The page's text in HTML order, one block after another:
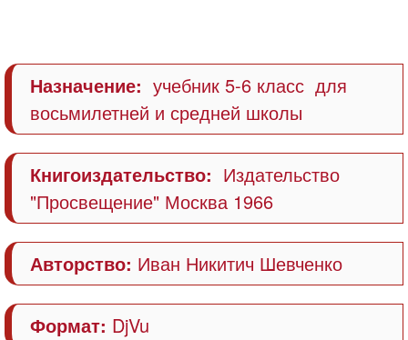
Назначение: учебник 5-6 класс для
восьмилетней и средней школы
Книгоиздательство: Издательство
"Просвещение" Москва 1966
Авторство: Иван Никитич Шевченко
Формат: DjVu